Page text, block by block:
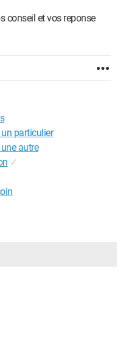
conseil et vos reponse
particulier
autre
✓